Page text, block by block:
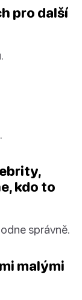
pro další
kdo to
správně.
malými